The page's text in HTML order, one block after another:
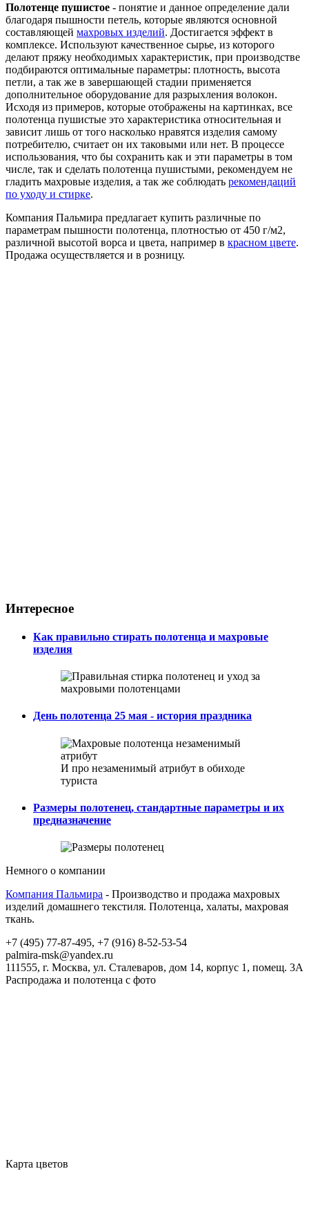
Полотенце пушистое - понятие и данное определение дали
благодаря пышности петель, которые являются основной
составляющей махровых изделий. Достигается эффект в
комплексе. Используют качественное сырье, из которого
делают пряжу необходимых характеристик, при производстве
подбираются оптимальные параметры: плотность, высота
петли, а так же в завершающей стадии применяется
дополнительное оборудование для разрыхления волокон.
Исходя из примеров, которые отображены на картинках, все
полотенца пушистые это характеристика относительная и
зависит лишь от того насколько нравятся изделия самому
потребителю, считает он их таковыми или нет. В процессе
использования, что бы сохранить как и эти параметры в том
числе, так и сделать полотенца пушистыми, рекомендуем не
гладить махровые изделия, а так же соблюдать рекомендаций
по уходу и стирке.
Компания Пальмира предлагает купить различные по
параметрам пышности полотенца, плотностью от 450 г/м2,
различной высотой ворса и цвета, например в красном цвете.
Продажа осуществляется и в розницу.
Интересное
Как правильно стирать полотенца и махровые
изделия
День полотенца 25 мая - история праздника
И про незаменимый атрибут в обиходе
туриста
Размеры полотенец, стандартные параметры и их
предназначение
Немного о компании
Компания Пальмира - Производство и продажа махровых
изделий домашнего текстиля. Полотенца, халаты, махровая
ткань.
+7 (495) 77-87-495, +7 (916) 8-52-53-54
palmira-msk@yandex.ru
111555, г. Москва, ул. Сталеваров, дом 14, корпус 1, помещ. 3А
Распродажа и полотенца с фото
Карта цветов